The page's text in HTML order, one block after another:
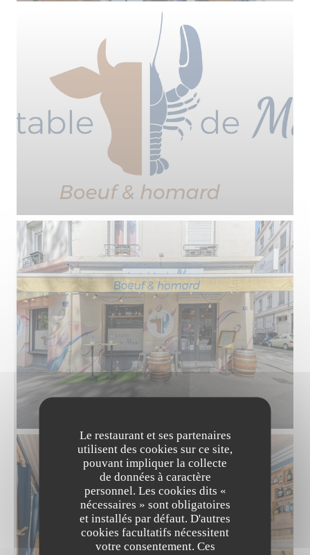
Le restaurant et ses partenaires
utilisent des cookies sur ce site,
pouvant impliquer la collecte
de données à caractère
personnel. Les cookies dits «
nécessaires » sont obligatoires
et installés par défaut. D'autres
cookies facultatifs nécessitent
votre consentement. Ces